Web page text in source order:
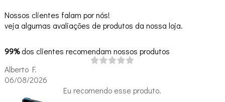
Nossos clientes falam por nós!
veja algumas avaliações de produtos da nossa loja.
99% dos clientes recomendam nossos produtos
Alberto F.
06/08/2026
Eu recomendo esse produto.